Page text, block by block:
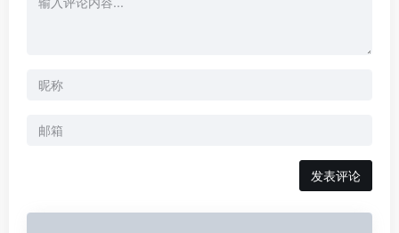
发表评论